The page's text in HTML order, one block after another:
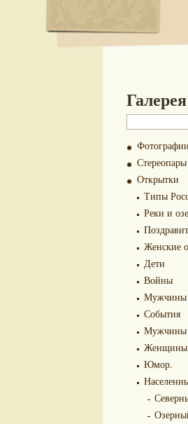
Галерея
Фотографии
Стереопары
Открытки
Типы
Реки и
Женские
Дети
Войны
События
Мужчины
Женщины
Юмор.